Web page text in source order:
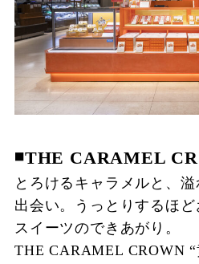
◾️THE CARAMEL
とろけるキャラメルと、
出会い。うっとりするほ
スイーツのできあがり。
THE CARAMEL CROWN